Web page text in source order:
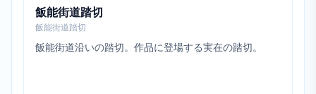
飯能街道踏切
飯能街道踏切
飯能街道沿いの踏切。作品に登場する実在の踏切。